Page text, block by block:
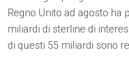
Regno Unito ad agosto ha
miliardi di sterline di
di questi 55 miliardi sono